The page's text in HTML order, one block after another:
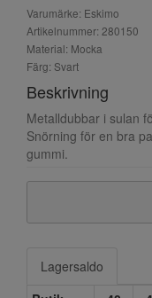
Varumärke: Eskimo
Artikelnummer: 280150
Material: Mocka
Färg: Svart
Beskrivning
Metalldubbar i sulan
Snörning för en bra
gummi.
Lagersaldo